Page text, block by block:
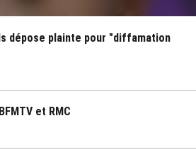
dépose plainte pour "diffamation
et RMC